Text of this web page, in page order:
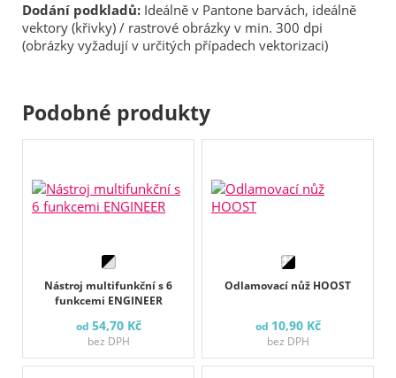
Dodání podkladů: Ideálně v Pantone barvách, ideálně
vektory (křivky) / rastrové obrázky v min. 300 dpi
(obrázky vyžadují v určitých případech vektorizaci)
Podobné produkty
Nástroj multifunkční s 6
funkcemi ENGINEER
od 54,70 Kč
bez DPH
Odlamovací nůž HOOST
od 10,90 Kč
bez DPH